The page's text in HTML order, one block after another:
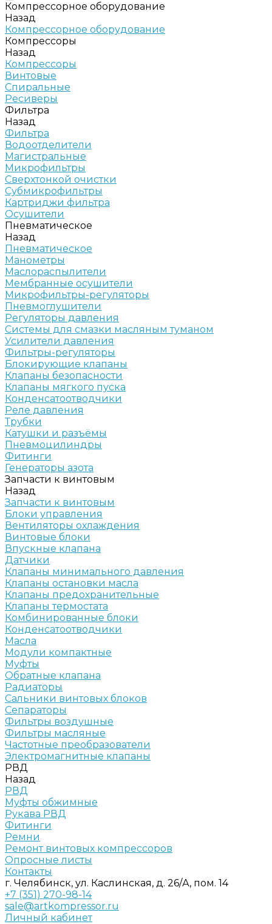
Компрессорное оборудование
Назад
Компрессорное оборудование
Компрессоры
Назад
Компрессоры
Винтовые
Спиральные
Ресиверы
Фильтра
Назад
Фильтра
Водоотделители
Магистральные
Микрофильтры
Сверхтонкой очистки
Субмикрофильтры
Картриджи фильтра
Осушители
Пневматическое
Назад
Пневматическое
Манометры
Маслораспылители
Мембранные осушители
Микрофильтры-регуляторы
Пневмоглушители
Регуляторы давления
Системы для смазки масляным туманом
Усилители давления
Фильтры-регуляторы
Блокирующие клапаны
Клапаны безопасности
Клапаны мягкого пуска
Конденсатоотводчики
Реле давления
Трубки
Катушки и разъёмы
Пневмоцилиндры
Фитинги
Генераторы азота
Запчасти к винтовым
Назад
Запчасти к винтовым
Блоки управления
Вентиляторы охлаждения
Винтовые блоки
Впускные клапана
Датчики
Клапаны минимального давления
Клапаны остановки масла
Клапаны предохранительные
Клапаны термостата
Комбинированные блоки
Конденсатоотводчики
Масла
Модули компактные
Муфты
Обратные клапана
Радиаторы
Сальники винтовых блоков
Сепараторы
Фильтры воздушные
Фильтры масляные
Частотные преобразователи
Электромагнитные клапаны
РВД
Назад
РВД
Муфты обжимные
Рукава РВД
Фитинги
Ремни
Ремонт винтовых компрессоров
Опросные листы
Контакты
г. Челябинск, ул. Каслинская, д. 26/А, пом. 14
+7 (351) 270-98-14
sale@artkompressor.ru
Личный кабинет